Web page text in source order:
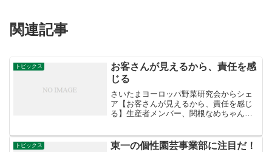
関連記事
トピックス
お客さんが見えるから、責任を感
じる
さいたまヨーロッパ野菜研究会からシェ
ア【お客さんが見えるから、責任を感じ
る】生産者メンバー、関根なめちゃんの
っていました。市場に出す野菜って、出
トピックス 東一の個性園芸事業部に注目だ！